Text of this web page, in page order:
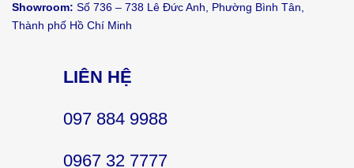
Showroom: Số 736 – 738 Lê Đức Anh, Phường Bình Tân,
Thành phố Hồ Chí Minh
LIÊN HỆ
097 884 9988
0967 32 7777